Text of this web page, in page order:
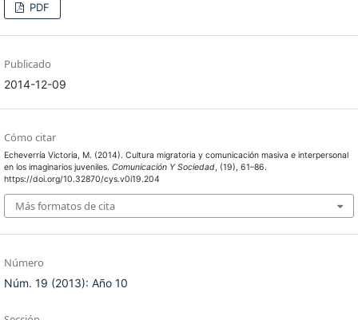
PDF
Publicado
2014-12-09
Cómo citar
Echeverría Victoria, M. (2014). Cultura migratoria y comunicación masiva e interpersonal
en los imaginarios juveniles. Comunicación Y Sociedad, (19), 61–86.
https://doi.org/10.32870/cys.v0i19.204
Más formatos de cita
Número
Núm. 19 (2013): Año 10